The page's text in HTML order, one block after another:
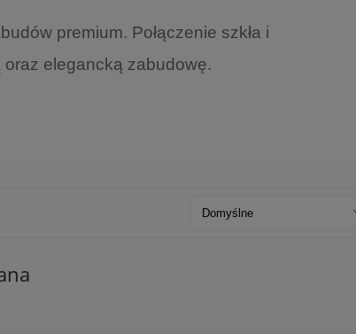
premium. Połączenie szkła i
elegancką zabudowę.